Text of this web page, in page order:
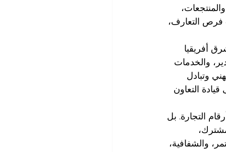
فرص التعارف،
أفريقيا
والخدمات
وتبادل
التعاون
التجارة. بل
والشفافية،